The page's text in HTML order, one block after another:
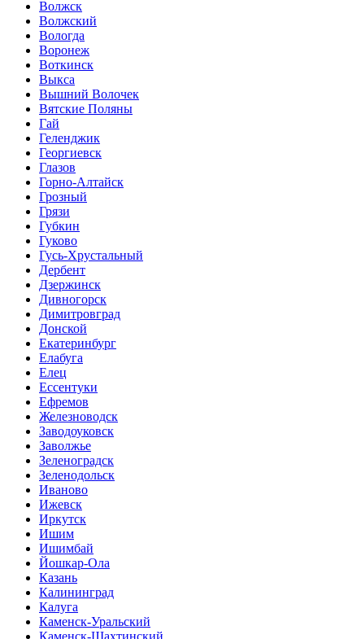
Волжск
Волжский
Вологда
Воронеж
Воткинск
Выкса
Вышний Волочек
Вятские Поляны
Гай
Геленджик
Георгиевск
Глазов
Горно-Алтайск
Грозный
Грязи
Губкин
Гуково
Гусь-Хрустальный
Дербент
Дзержинск
Дивногорск
Димитровград
Донской
Екатеринбург
Елабуга
Елец
Ессентуки
Ефремов
Железноводск
Заводоуковск
Заволжье
Зеленоградск
Зеленодольск
Иваново
Ижевск
Иркутск
Ишим
Ишимбай
Йошкар-Ола
Казань
Калининград
Калуга
Каменск-Уральский
Каменск-Шахтинский